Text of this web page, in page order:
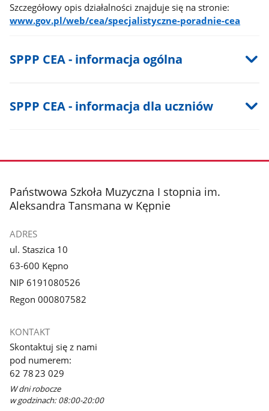
Szczegółowy opis działalności znajduje się na stronie:
www.gov.pl/web/cea/specjalistyczne-poradnie-cea
SPPP CEA - informacja ogólna
SPPP CEA - informacja dla uczniów
stopka
Państwowa Szkoła Muzyczna I stopnia im.
Aleksandra Tansmana w Kępnie
ADRES
ul. Staszica 10
63-600 Kępno
NIP 6191080526
Regon 000807582
KONTAKT
Skontaktuj się z nami
pod numerem:
62 78 23 029
W dni robocze
w godzinach: 08:00-20:00